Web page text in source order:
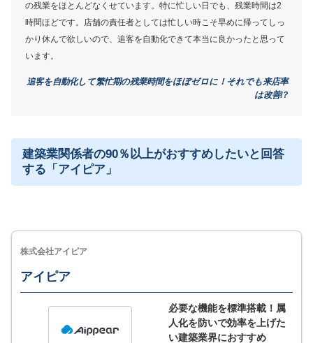
詳細は問い合わせる必要がある
資料を無料ダウンロード
の残業をほとんどなくせています。特に忙しい日でも、残業時間は2
時間ほどです。店舗の責任者としては忙しい時こそ早めに帰ってしっ
かり休んで欲しいので、追客を自動化できて本当に良かったと思って
います。
追客を自動化して繁忙期の残業時間をほぼゼロに！それでも来店率
は改善!?
建築業関係者の90％以上がおすすめしたいと回答
する「アイピア」
株式会社アイピア
アイピア
必要な機能を標準搭載！属
人化を防いで効率を上げた
い建築業界におすすめ